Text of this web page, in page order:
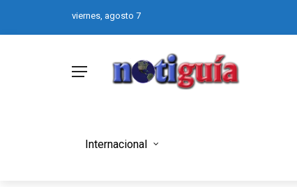
viernes, agosto 7
Internacional